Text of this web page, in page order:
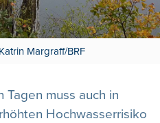
Margraff/BRF
muss auch in
Hochwasserrisiko